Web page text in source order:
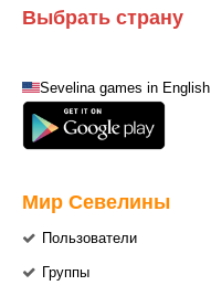
Выбрать страну
Sevelina games in English
Мир Севелины
Пользователи
Группы